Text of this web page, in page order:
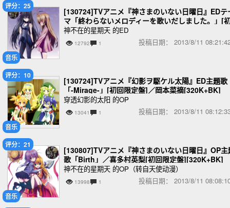
音乐
评分：25
[130724]TVアニメ『神さまのいない日曜日』EDテ
マ「終わらないメロディーを歌いだしました。」[
回限定盤]／小松未可子[320K+BK]
神不在的星期天 的ED
12792 1 投稿日期： 2013/8/11
音乐
评分：10
[130724]TVアニメ『幻影ヲ駆ケル太陽』ED主題歌
「-Mirage-」[初回限定盤]／岡本菜摘[320K+BK]
穿透幻影的太阳 的OP
13041 1 投稿日期： 2013/8/11
音乐
评分：21
[130807]TVアニメ『神さまのいない日曜日』OP主
歌「Birth」／喜多村英梨[初回限定盤][320K+BK]
神不在的星期天 的OP（转自天使动漫）
13998 1 投稿日期： 2013/8/11